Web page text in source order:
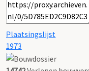
Plaatsingslijst
1973